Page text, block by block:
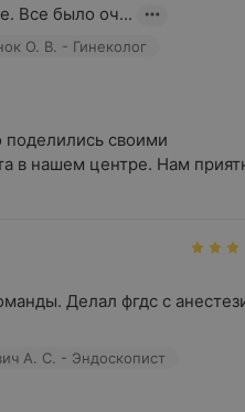
Все было оч...
О. В. - Гинеколог
своими
в нашем центре. Нам
Делал фгдс с
А. С. - Эндоскопист